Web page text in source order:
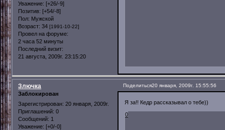
Уважение: [+26/-9]
Позитив: [+54/-8]
Пол: Мужской
Возраст: 34 [1991-10-22]
Провел на форуме:
2 часа 52 минуты
Последний визит:
21 августа, 2009г. 23:15:20
Поделиться20 января, 2009г. 15:55:56
Злючка
Заблокирован
Зарегистрирован: 20 января, 2009г.
Приглашений: 0
Сообщений: 1
Уважение: [+0/-0]
Я за!! Кедр рассказывал о тебе))
0